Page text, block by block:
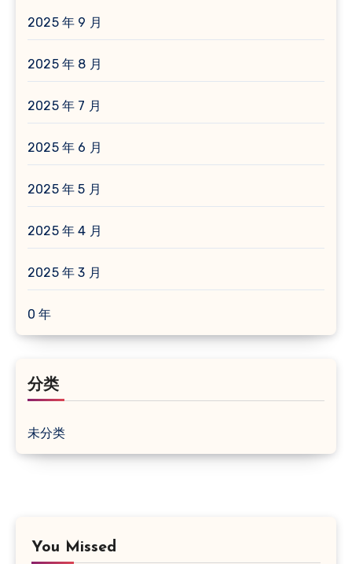
2025 年 9 月
2025 年 8 月
2025 年 7 月
2025 年 6 月
2025 年 5 月
2025 年 4 月
2025 年 3 月
0 年
分类
未分类
You Missed